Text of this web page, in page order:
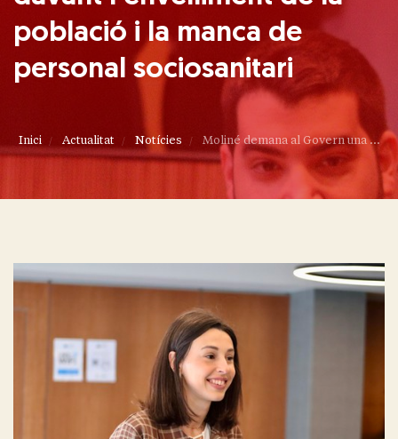
població i la manca de
personal sociosanitari
Inici Actualitat Notícies Moliné demana al Govern una ...